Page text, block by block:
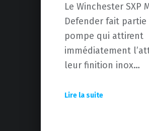
Le Winchester SXP
Defender fait
pompe qui attirent
immédiatement
leur finition inox…